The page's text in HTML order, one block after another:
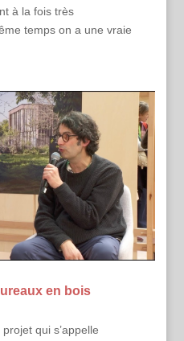
à la fois très
temps on a une vraie
en bois
qui s’appelle